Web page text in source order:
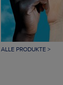
ALLE PRODUKTE >